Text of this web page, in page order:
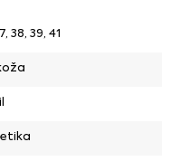
, 38, 39, 41